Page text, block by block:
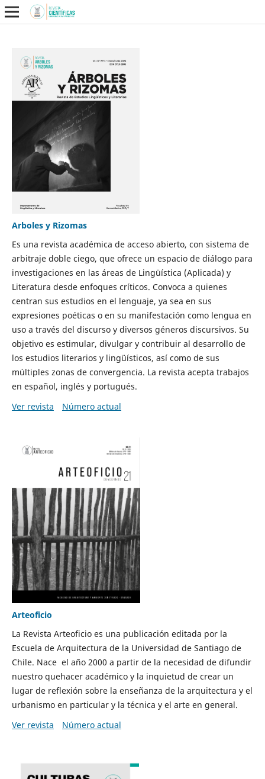
Arboles y Rizomas
Es una revista académica de acceso abierto, con sistema de
arbitraje doble ciego, que ofrece un espacio de diálogo para
investigaciones en las áreas de Lingüística (Aplicada) y
Literatura desde enfoques críticos. Convoca a quienes
centran sus estudios en el lenguaje, ya sea en sus
expresiones poéticas o en su manifestación como lengua en
uso a través del discurso y diversos géneros discursivos. Su
objetivo es estimular, divulgar y contribuir al desarrollo de
los estudios literarios y lingüísticos, así como de sus
múltiples zonas de convergencia. La revista acepta trabajos
en español, inglés y portugués.
Ver revista
Número actual
Arteoficio
La Revista Arteoficio es una publicación editada por la
Escuela de Arquitectura de la Universidad de Santiago de
Chile. Nace el año 2000 a partir de la necesidad de difundir
nuestro quehacer académico y la inquietud de crear un
lugar de reflexión sobre la enseñanza de la arquitectura y el
urbanismo en particular y la técnica y el arte en general.
Ver revista
Número actual